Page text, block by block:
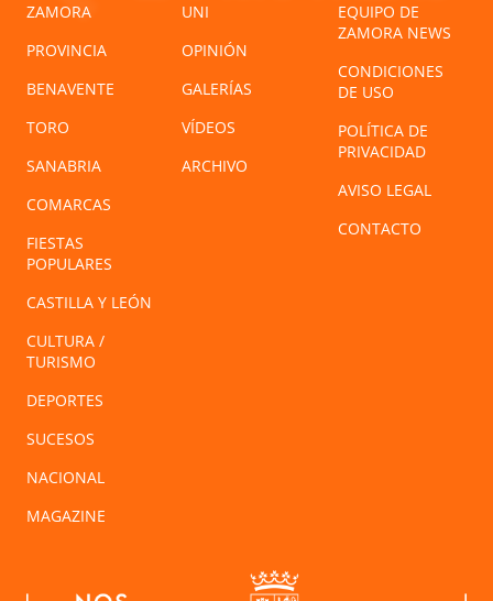
ZAMORA
PROVINCIA
BENAVENTE
TORO
SANABRIA
COMARCAS
FIESTAS
POPULARES
CASTILLA Y LEÓN
CULTURA /
TURISMO
DEPORTES
SUCESOS
NACIONAL
MAGAZINE
UNI
OPINIÓN
GALERÍAS
VÍDEOS
ARCHIVO
EQUIPO DE
ZAMORA NEWS
CONDICIONES
DE USO
POLÍTICA DE
PRIVACIDAD
AVISO LEGAL
CONTACTO